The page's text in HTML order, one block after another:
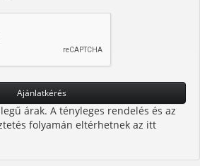
árak. A tényleges rendelés és az
folyamán eltérhetnek az itt